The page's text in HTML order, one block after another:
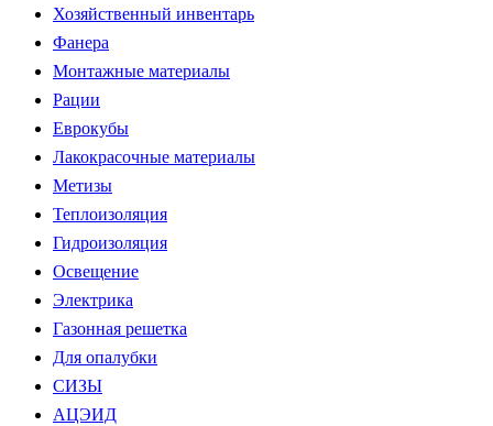
Хозяйственный инвентарь
Фанера
Монтажные материалы
Рации
Еврокубы
Лакокрасочные материалы
Метизы
Теплоизоляция
Гидроизоляция
Освещение
Электрика
Газонная решетка
Для опалубки
СИЗЫ
АЦЭИД